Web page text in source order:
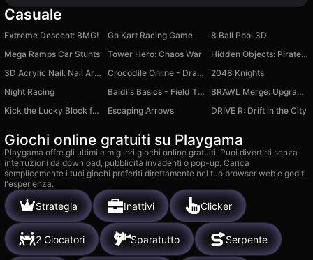
Casuale
Extreme Descent: BMG! Go Kart Racing Game
8 Ball Pool 3D
Mega Ramps Car Stunts
Tower Hero: Chaos War
Hidden Objects: Pirates of the Caribbean
3D Acrylic Nail: Nail Art Game
Crocodile Online - Draw and Guess
2048 Knights
Night Racing
Baldi's Basics - Field Ttip - Original
BRAWL Merge: Upgrade your character
Kick the Lucky Block for Brainrot Memes
Escaping Arrows DRIVE R: Drift in the City
Giochi online gratuiti su Playgama
Playgama offre gli ultimi e migliori giochi online gratuiti. Puoi divertirti senza
interruzioni da download, pubblicità invadenti o pop-up. Carica
semplicemente i tuoi giochi preferiti direttamente nel tuo browser web e goditi
l'esperienza.
Strategia Inattivi Clicker
2 Giocatori Sparatutto Serpente